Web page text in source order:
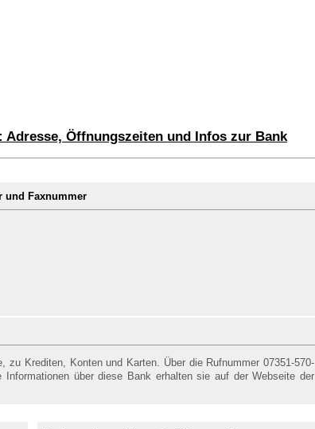
Öffnungszeiten und Infos zur Bank
und Faxnummer
zu Krediten, Konten und Karten. Über die Rufnummer 07351-570-
über diese Bank erhalten sie auf der Webseite der